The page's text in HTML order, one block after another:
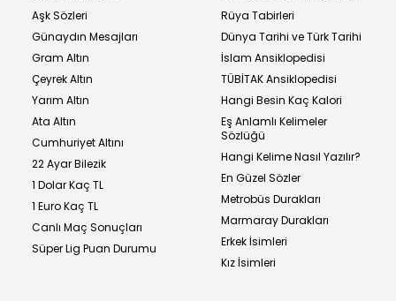
Aşk Sözleri
Günaydın Mesajları
Gram Altın
Çeyrek Altın
Yarım Altın
Ata Altın
Cumhuriyet Altını
22 Ayar Bilezik
1 Dolar Kaç TL
1 Euro Kaç TL
Canlı Maç Sonuçları
Süper Lig Puan Durumu
Rüya Tabirleri
Dünya Tarihi ve Türk Tarihi
İslam Ansiklopedisi
TÜBİTAK Ansiklopedisi
Hangi Besin Kaç Kalori
Eş Anlamlı Kelimeler
Sözlüğü
Hangi Kelime Nasıl Yazılır?
En Güzel Sözler
Metrobüs Durakları
Marmaray Durakları
Erkek İsimleri
Kız İsimleri